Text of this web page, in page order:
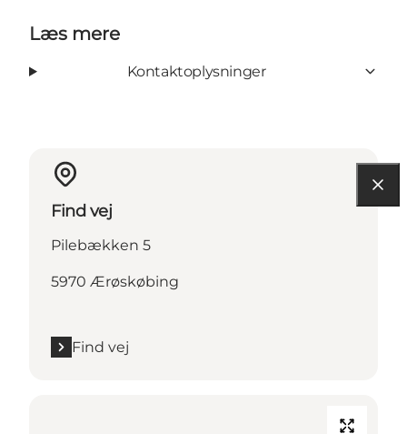
Læs mere
Kontaktoplysninger
Find vej
Pilebækken 5
5970 Ærøskøbing
Find vej